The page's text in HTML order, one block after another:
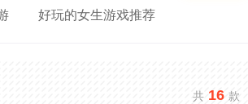
好玩的女生游戏推荐
共16 款